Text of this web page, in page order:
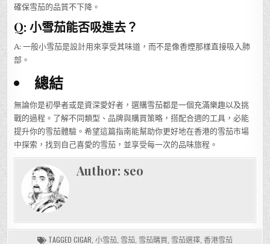
確保雪茄的品質不下降。
Q: 小雪茄能否吸進去？
A: 一般小雪茄是設計用來享受其味道，而不是像香煙那樣直接吸入肺
部。
總結
無論你是初學者或是資深愛好者，選購雪茄都是一個充滿樂趣以及挑
戰的過程。了解不同類型、品牌與購買策略，搭配合適的工具，必能
提升你的雪茄體驗。希望這篇指南能幫助你更好地在香港的雪茄市場
中探索，找到自己喜愛的雪茄，並享受每一次的品味旅程。
Author: seo
TAGGED CIGAR 小雪茄 雪茄 雪茄購買 雪茄選擇 香港雪茄